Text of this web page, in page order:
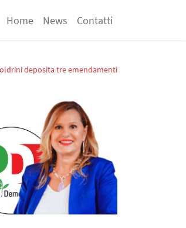
Home News Contatti
deposita tre emendamenti